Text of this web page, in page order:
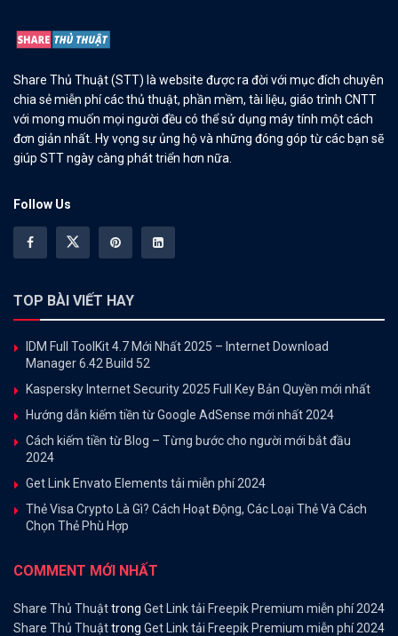
Share Thủ Thuật (STT) là website được ra đời với mục đích chuyên
chia sẻ miễn phí các thủ thuật, phần mềm, tài liệu, giáo trình CNTT
với mong muốn mọi người đều có thể sử dụng máy tính một cách
đơn giản nhất. Hy vọng sự ủng hộ và những đóng góp từ các bạn sẽ
giúp STT ngày càng phát triển hơn nữa.
Follow Us
TOP BÀI VIẾT HAY
IDM Full ToolKit 4.7 Mới Nhất 2025 – Internet Download
Manager 6.42 Build 52
Kaspersky Internet Security 2025 Full Key Bản Quyền mới nhất
Hướng dẫn kiếm tiền từ Google AdSense mới nhất 2024
Cách kiếm tiền từ Blog – Từng bước cho người mới bắt đầu
2024
Get Link Envato Elements tải miễn phí 2024
Thẻ Visa Crypto Là Gì? Cách Hoạt Động, Các Loại Thẻ Và Cách
Chọn Thẻ Phù Hợp
COMMENT MỚI NHẤT
Share Thủ Thuậttrong Get Link tải Freepik Premium miễn phí 2024
Share Thủ Thuậttrong Get Link tải Freepik Premium miễn phí 2024